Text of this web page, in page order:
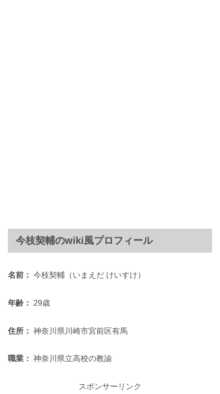
今枝契輔のwiki風プロフィール
名前： 今枝契輔（いまえだ けいすけ）
年齢： 29歳
住所： 神奈川県川崎市宮前区有馬
職業： 神奈川県立高校の教諭
スポンサーリンク